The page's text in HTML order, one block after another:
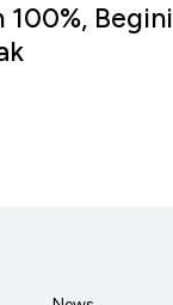
100%,